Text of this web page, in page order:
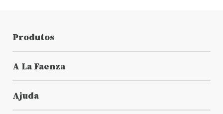
Produtos
A La Faenza
Ajuda